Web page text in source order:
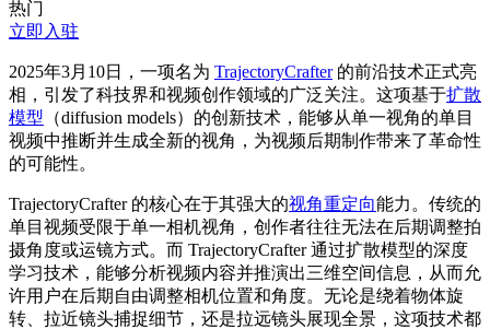
热门
立即入驻
2025年3月10日，一项名为 TrajectoryCrafter的前沿技术正式亮
相，引发了科技界和视频创作领域的广泛关注。这项基于扩散
模型 （diffusion models）的创新技术，能够从单一视角的单目
视频中推断并生成全新的视角，为视频后期制作带来了革命性
的可能性。
TrajectoryCrafter 的核心在于其强大的视角重定向能力。传统的
单目视频受限于单一相机视角，创作者往往无法在后期调整拍
摄角度或运镜方式。而 TrajectoryCrafter 通过扩散模型的深度
学习技术，能够分析视频内容并推演出三维空间信息，从而允
许用户在后期自由调整相机位置和角度。无论是绕着物体旋
转、拉近镜头捕捉细节，还是拉远镜头展现全景，这项技术都